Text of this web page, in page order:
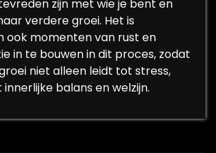
zijn met wie je bent en
verdere groei. Het is
ook momenten van rust en
in te bouwen in dit proces, zodat
niet alleen leidt tot stress,
balans en welzijn.